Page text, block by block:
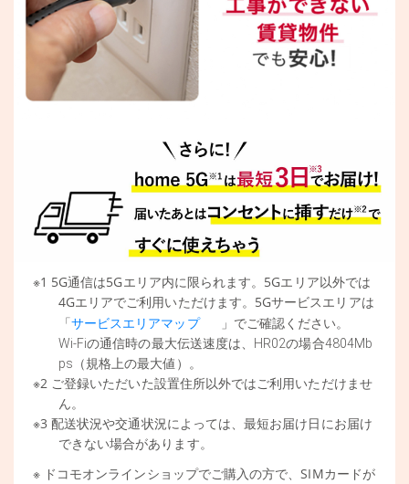
※1 5G通信は5Gエリア内に限られます。5Gエリア以外では
4Gエリアでご利用いただけます。5Gサービスエリアは
「サービスエリアマップ 」でご確認ください。
Wi-Fiの通信時の最大伝送速度は、HR02の場合4804Mb
ps（規格上の最大値） 。
※2 ご登録いただいた設置住所以外ではご利用いただけませ
ん。
※3 配送状況や交通状況によっては、最短お届け日にお届け
できない場合があります。
※ ドコモオンラインショップでご購入の方で、SIMカードが